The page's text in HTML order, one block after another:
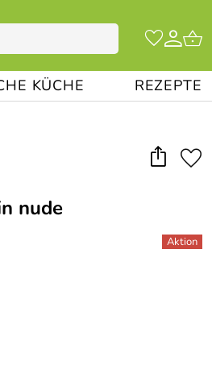
KÜCHE REZEPTE
nude